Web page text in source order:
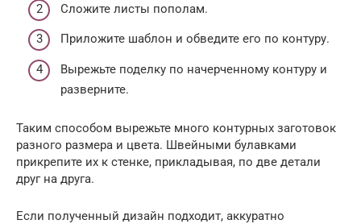
Сложите листы пополам.
Приложите шаблон и обведите его по контуру.
Вырежьте поделку по начерченному контуру и
разверните.
Таким способом вырежьте много контурных заготовок
разного размера и цвета. Швейными булавками
прикрепите их к стенке, прикладывая, по две детали
друг на друга.
Если полученный дизайн подходит, аккуратно